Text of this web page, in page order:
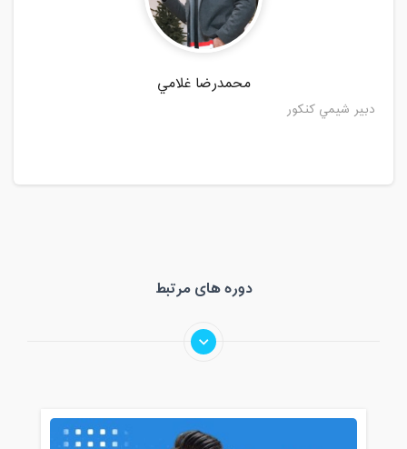
محمدرضا غلامي
دبير شيمي كنكور
دوره های مرتبط